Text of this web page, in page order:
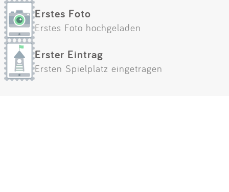
Erstes Foto
Erstes Foto hochgeladen
Erster Eintrag
Ersten Spielplatz eingetragen